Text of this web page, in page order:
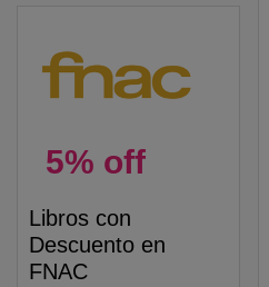
5% off
Libros con
Descuento en
FNAC